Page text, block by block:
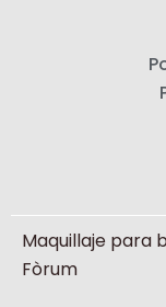
Maquillaje para
Fòrum